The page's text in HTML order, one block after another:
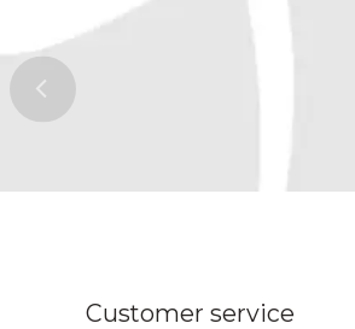
Customer service